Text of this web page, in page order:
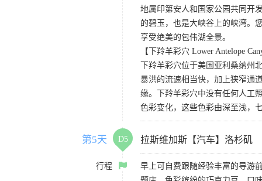
地属印第安人和国家公园共同开
的碧玉，也是大峡谷上的峡湾。
享受绝美的包伟湖全景。
【下羚羊彩穴 Lower Antelope
下羚羊彩穴位于美国亚利桑纳
暴洪的流速相当快，加上狭窄通
缘。下羚羊彩穴中没有任何人工
色彩变化，这些色彩由深至浅，
第5天 D5 拉斯维加斯【汽车】洛杉矶
行程
早上可自费跟随经验丰富的导游